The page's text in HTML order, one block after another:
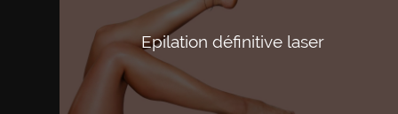
Epilation définitive laser